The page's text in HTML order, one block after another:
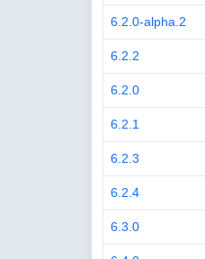
6.2.0-alpha.2
6.2.2
6.2.0
6.2.1
6.2.3
6.2.4
6.3.0